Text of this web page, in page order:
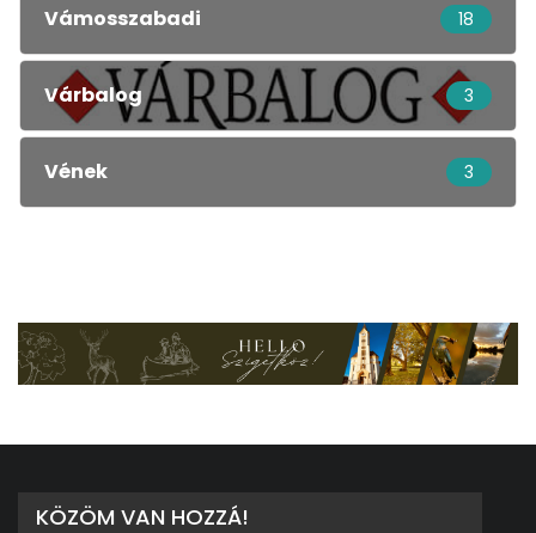
Vámosszabadi 18
Várbalog 3
Vének 3
KÖZÖM VAN HOZZÁ!